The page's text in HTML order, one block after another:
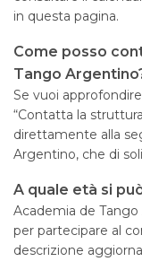
in questa pagina.
Come posso
Tango
Se vuoi
“Contatta la
direttamente alla
Argentino, che di
A quale età si
Academia de Tango
per partecipare al
descrizione